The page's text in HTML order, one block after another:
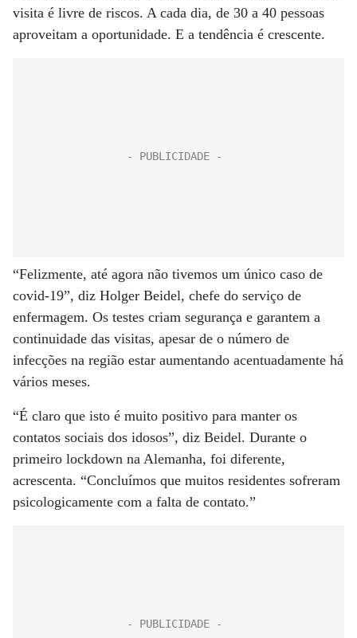
visita é livre de riscos. A cada dia, de 30 a 40 pessoas
aproveitam a oportunidade. E a tendência é crescente.
“Felizmente, até agora não tivemos um único caso de
covid-19”, diz Holger Beidel, chefe do serviço de
enfermagem. Os testes criam segurança e garantem a
continuidade das visitas, apesar de o número de
infecções na região estar aumentando acentuadamente há
vários meses.
“É claro que isto é muito positivo para manter os
contatos sociais dos idosos”, diz Beidel. Durante o
primeiro lockdown na Alemanha, foi diferente,
acrescenta. “Concluímos que muitos residentes sofreram
psicologicamente com a falta de contato.”